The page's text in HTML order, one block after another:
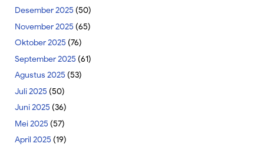
Desember 2025 (50)
November 2025 (65)
Oktober 2025 (76)
September 2025 (61)
Agustus 2025 (53)
Juli 2025 (50)
Juni 2025 (36)
Mei 2025 (57)
April 2025 (19)